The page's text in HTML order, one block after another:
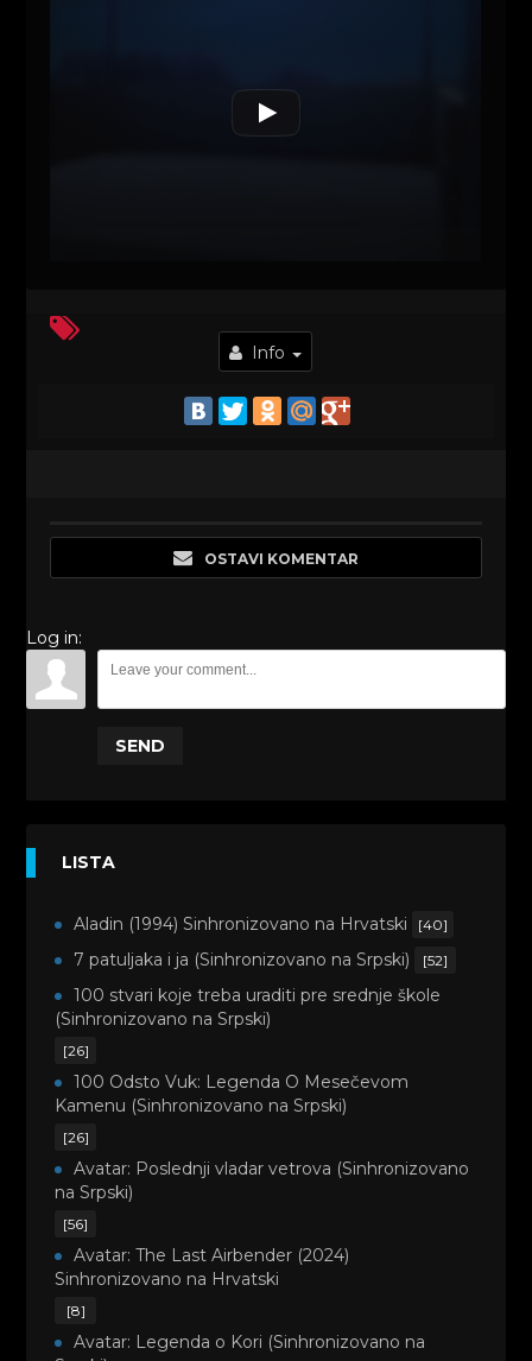
Info
OSTAVI KOMENTAR
Log in:
SEND
LISTA
Aladin (1994) Sinhronizovano na Hrvatski [40]
7 patuljaka i ja (Sinhronizovano na Srpski) [52]
100 stvari koje treba uraditi pre srednje škole
(Sinhronizovano na Srpski)
[26]
100 Odsto Vuk: Legenda O Mesečevom
Kamenu (Sinhronizovano na Srpski)
[26]
Avatar: Poslednji vladar vetrova (Sinhronizovano
na Srpski)
[56]
Avatar: The Last Airbender (2024)
Sinhronizovano na Hrvatski
[8]
Avatar: Legenda o Kori (Sinhronizovano na